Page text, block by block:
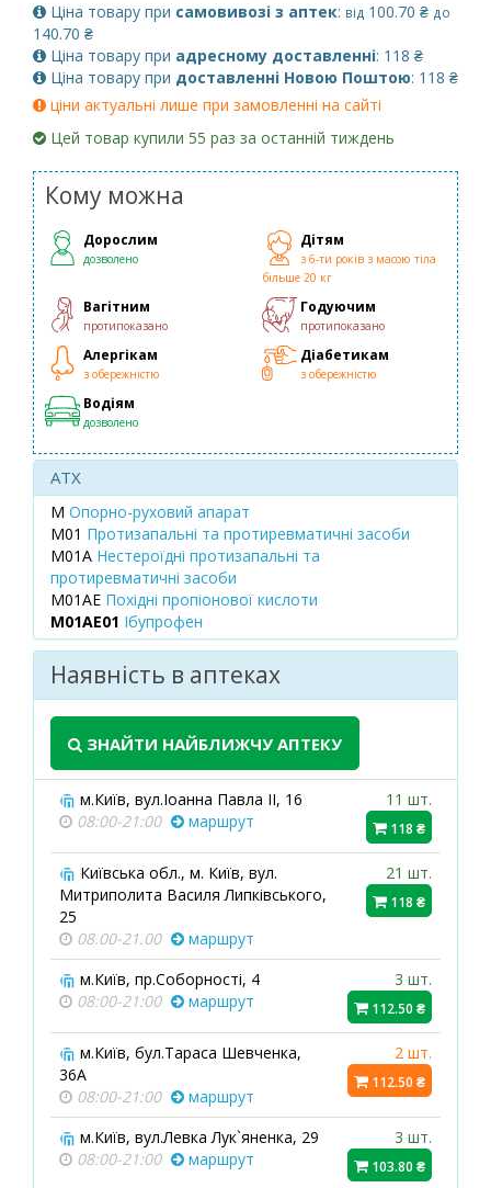
Ціна товару при самовивозі з аптек: від 100.70 ₴ до
140.70 ₴
Ціна товару при адресному доставленні: 118 ₴
Ціна товару при доставленні Новою Поштою: 118 ₴
ціни актуальні лише при замовленні на сайті
Цей товар купили 55 раз за останній тиждень
Кому можна
Дорослим
дозволено
Дітям
з 6-ти років з масою тіла
більше 20 кг
Вагітним
протипоказано
Годуючим
протипоказано
Алергікам
з обережністю
Діабетикам
з обережністю
Водіям
дозволено
ATX
M Опорно-руховий апарат
M01 Протизапальні та протиревматичні засоби
M01A Нестероїдні протизапальні та
протиревматичні засоби
M01AE Похідні пропіонової кислоти
M01AE01 Ібупрофен
Наявність в аптеках
ЗНАЙТИ НАЙБЛИЖЧУ АПТЕКУ
м.Київ, вул.Іоанна Павла ІІ, 16
08:00-21:00
маршрут
11 шт.
118 ₴
Київська обл., м. Київ, вул.
Митриполита Василя Липківського,
25
08.00-21.00
маршрут
21 шт.
118 ₴
м.Київ, пр.Соборності, 4
08:00-21:00
маршрут
3 шт.
112.50 ₴
м.Київ, бул.Тараса Шевченка,
36А
08:00-21:00
маршрут
2 шт.
112.50 ₴
м.Київ, вул.Левка Лук`яненка, 29
08:00-21:00
маршрут
3 шт.
103.80 ₴